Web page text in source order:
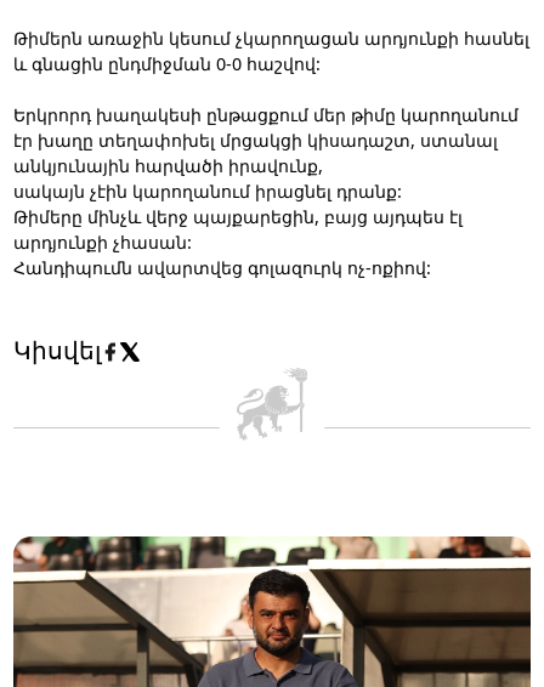
Թիմերն առաջին կեսում չկարողացան արդյունքի հասնել
և գնացին ընդմիջման 0-0 հաշվով:
Երկրորդ խաղակեսի ընթացքում մեր թիմը կարողանում
էր խաղը տեղափոխել մրցակցի կիսադաշտ, ստանալ
անկյունային հարվածի իրավունք,
սակայն չէին կարողանում իրացնել դրանք:
Թիմերը մինչև վերջ պայքարեցին, բայց այդպես էլ
արդյունքի չհասան:
Հանդիպումն ավարտվեց գոլազուրկ ոչ-ոքիով:
Կիսվել